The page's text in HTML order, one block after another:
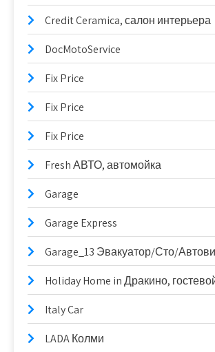
Credit Ceramica, салон интерьера
DocMotoService
Fix Price
Fix Price
Fix Price
Fresh АВТО, автомойка
Garage
Garage Express
Garage_13 Эвакуатор/Сто/
Holiday Home in Дракино,
Italy Car
LADA Колми